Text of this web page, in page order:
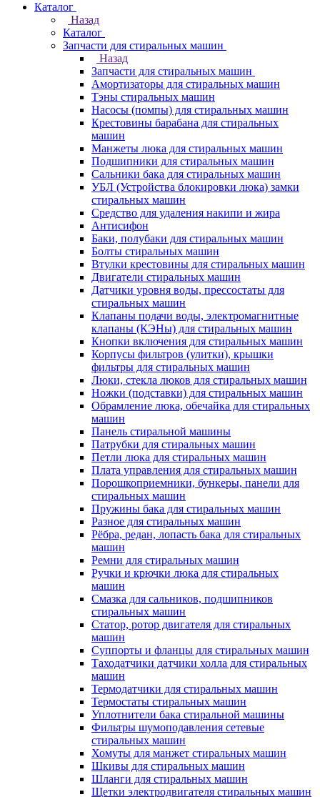
Каталог
Назад
Каталог
Запчасти для стиральных машин
Назад
Запчасти для стиральных машин
Амортизаторы для стиральных машин
Тэны стиральных машин
Насосы (помпы) для стиральных машин
Крестовины барабана для стиральных
машин
Манжеты люка для стиральных машин
Подшипники для стиральных машин
Сальники бака для стиральных машин
УБЛ (Устройства блокировки люка) замки
стиральных машин
Средство для удаления накипи и жира
Антисифон
Баки, полубаки для стиральных машин
Болты стиральных машин
Втулки крестовины для стиральных машин
Двигатели стиральных машин
Датчики уровня воды, прессостаты для
стиральных машин
Клапаны подачи воды, электромагнитные
клапаны (КЭНы) для стиральных машин
Кнопки включения для стиральных машин
Корпусы фильтров (улитки), крышки
фильтры для стиральных машин
Люки, стекла люков для стиральных машин
Ножки (подставки) для стиральных машин
Обрамление люка, обечайка для стиральных
машин
Панель стиральной машины
Патрубки для стиральных машин
Петли люка для стиральных машин
Плата управления для стиральных машин
Порошкоприемники, бункеры, панели для
стиральных машин
Пружины бака для стиральных машин
Разное для стиральных машин
Рёбра, редан, лопасть бака для стиральных
машин
Ремни для стиральных машин
Ручки и крючки люка для стиральных
машин
Смазка для сальников, подшипников
стиральных машин
Статор, ротор двигателя для стиральных
машин
Суппорты и фланцы для стиральных машин
Таходатчики датчики холла для стиральных
машин
Термодатчики для стиральных машин
Термостаты стиральных машин
Уплотнители бака стиральной машины
Фильтры шумоподавления сетевые
стиральных машин
Хомуты для манжет стиральных машин
Шкивы для стиральных машин
Шланги для стиральных машин
Щетки электродвигателя стиральных машин